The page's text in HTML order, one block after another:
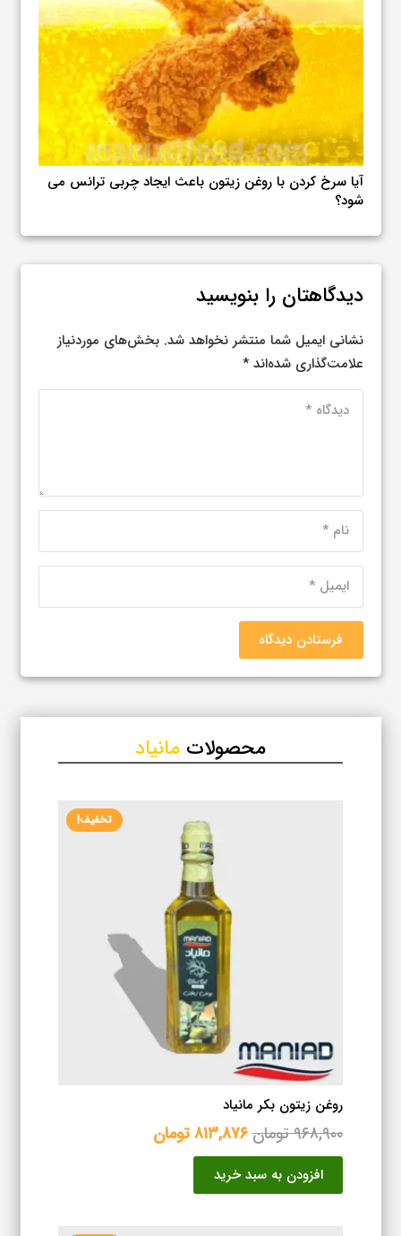
می نمونه رژیم غذایی کم‌هزینه برای دریافت پروتئین بالا
دیدگاهتان را بنویسید
نشانی ایمیل شما منتشر نخواهد شد. بخش‌های موردنیاز
علامت‌گذاری شده‌اند*
فرستادن دیدگاه
محصولات مانیاد
تخفیف!
روغن زیتون بکر مانیاد
۹۶۸,۹۰۰تومانقیمت
اصلی
بود.
۸۱۳,۸۷۶تومان
افزودن به سبد خرید